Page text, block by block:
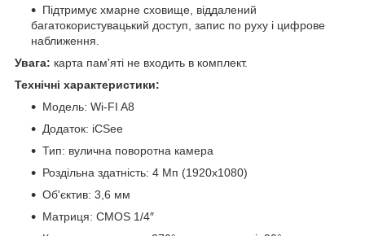
Підтримує хмарне сховище, віддалений
багатокористувацький доступ, запис по руху і цифрове
наближення.
Увага: карта пам'яті не входить в комплект.
Технічні характеристики:
Модель: Wi-FI A8
Додаток: iCSee
Тип: вулична поворотна камера
Роздільна здатність: 4 Мп (1920x1080)
Об'єктив: 3,6 мм
Матриця: CMOS 1/4″